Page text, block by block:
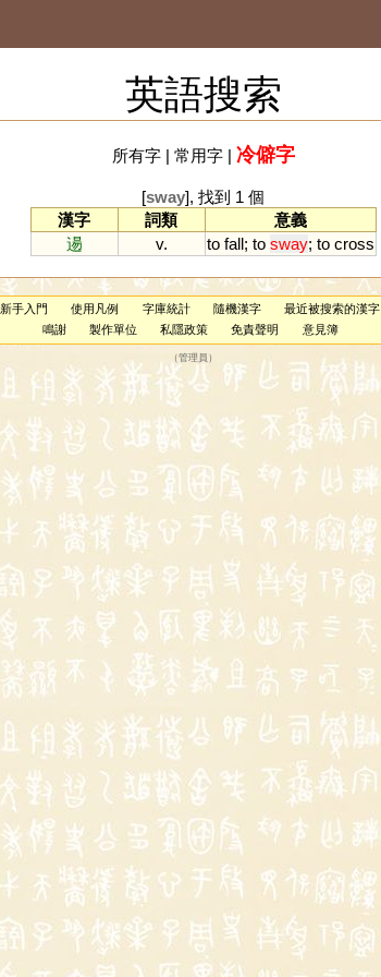
英語搜索
所有字| 常用字| 冷僻字
[sway], 找到 1 個
漢字
詞類
意義
逿
v. to fall; to sway; to cross
新手入門 使用凡例 字庫統計 隨機漢字
最近被搜索的漢字
鳴謝
製作單位 私隱政策 免責聲明 意見簿
（管理員 ）